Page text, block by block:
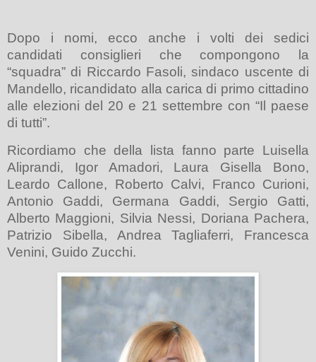
Dopo i nomi, ecco anche i volti dei sedici
candidati consiglieri che compongono la
“squadra” di Riccardo Fasoli, sindaco uscente di
Mandello, ricandidato alla carica di primo cittadino
alle elezioni del 20 e 21 settembre con “Il paese
di tutti”.
Ricordiamo che della lista fanno parte Luisella
Aliprandi, Igor Amadori, Laura Gisella Bono,
Leardo Callone, Roberto Calvi, Franco Curioni,
Antonio Gaddi, Germana Gaddi, Sergio Gatti,
Alberto Maggioni, Silvia Nessi, Doriana Pachera,
Patrizio Sibella, Andrea Tagliaferri, Francesca
Venini, Guido Zucchi.